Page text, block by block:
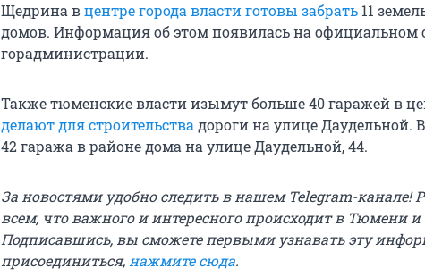
Щедрина вцентре города власти готовы забрать 11
домов. Информация об этом появилась на официальном
горадминистрации.
Также тюменские власти изымут больше 40 гаражей в
делают для строительства дороги на улице Даудельной.
42 гаража в районе дома на улице Даудельной, 44.
За новостями удобно следить в нашем Telegram-канале!
всем, что важного и интересного происходит в Тюмени и
Подписавшись, вы сможете первыми узнавать эту
присоединиться, нажмите сюда.